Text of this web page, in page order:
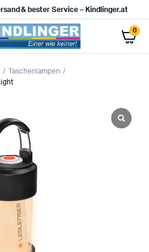
& bester Service – Kindlinger.at
0
Taschenlampen